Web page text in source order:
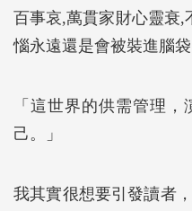
百事哀,萬貫家財心靈衰,
惱永遠還是會被裝進腦袋
「這世界的供需管理
己。」
我其實很想要引發讀者